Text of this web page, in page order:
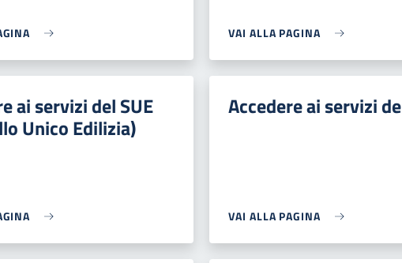
VAI ALLA PAGINA
ai servizi del SUE
Unico Edilizia)
Accedere ai servizi
VAI ALLA PAGINA